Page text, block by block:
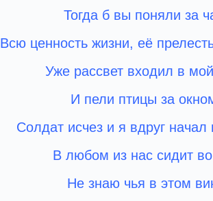
Тогда б вы поняли за
Всю ценность жизни, её
Уже рассвет входил в
И пели птицы за
Солдат исчез и я вдруг начал
В любом из нас сидит
Не знаю чья в этом